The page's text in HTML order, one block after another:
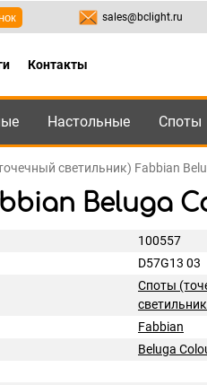
95-45 sales@bclight.ru
sales@bclight.ru
Контакты
Настольные Споты
светильник) Fabbian
Beluga
100557
D57G13 03
Споты
Fabbian
Beluga